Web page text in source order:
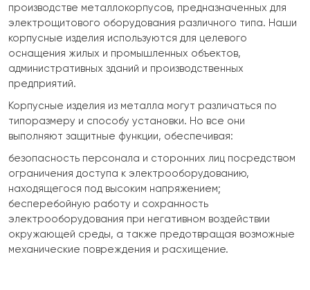
производстве металлокорпусов, предназначенных для
электрощитового оборудования различного типа. Наши
корпусные изделия используются для целевого
оснащения жилых и промышленных объектов,
административных зданий и производственных
предприятий.
Корпусные изделия из металла могут различаться по
типоразмеру и способу установки. Но все они
выполняют защитные функции, обеспечивая:
безопасность персонала и сторонних лиц посредством
ограничения доступа к электрооборудованию,
находящегося под высоким напряжением;
бесперебойную работу и сохранность
электрооборудования при негативном воздействии
окружающей среды, а также предотвращая возможные
механические повреждения и расхищение.